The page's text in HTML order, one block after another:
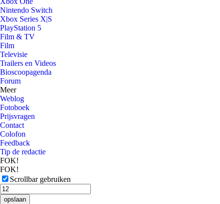
Nintendo Switch
Xbox Series X|S
PlayStation 5
Film & TV
Film
Televisie
Trailers en Videos
Bioscoopagenda
Forum
Meer
Weblog
Fotoboek
Prijsvragen
Contact
Colofon
Feedback
Tip de redactie
FOK!
FOK!
Scrollbar gebruiken
opslaan